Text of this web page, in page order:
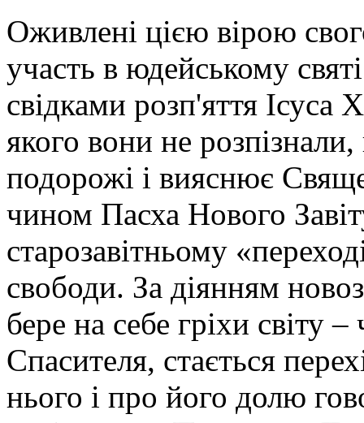
Оживлені цією вірою
участь в юдейському
свідками розп'яття
якого вони не
подорожі і вияснює
чином Пасха Нового
старозавітньому
свободи. За діянням
бере на себе гріхи світу
Спасителя, стається
нього і про його долю